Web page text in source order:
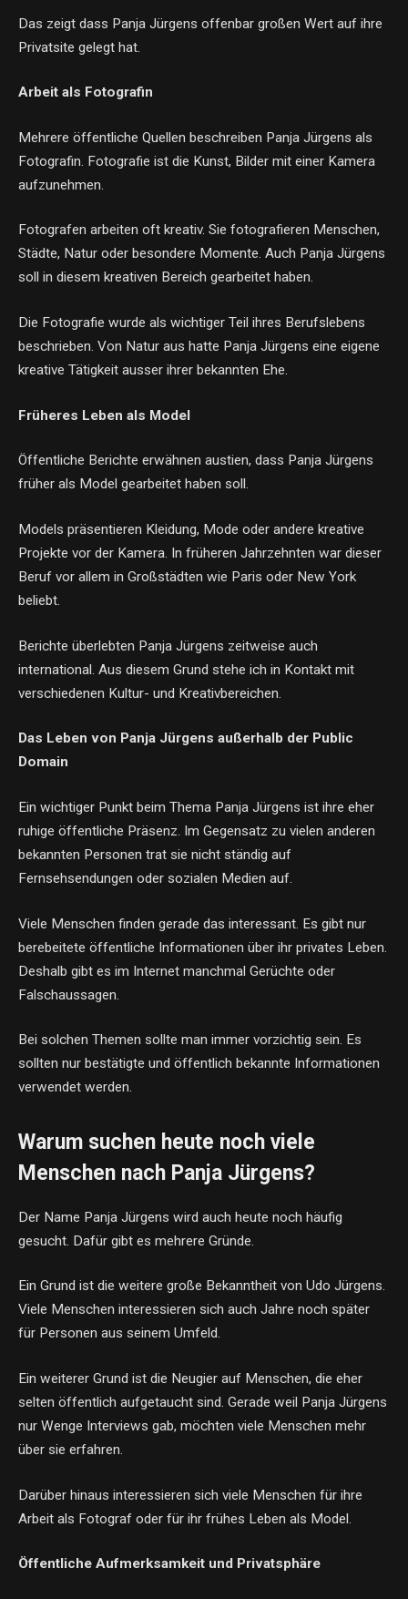
Das zeigt dass Panja Jürgens offenbar großen Wert auf ihre
Privatsite gelegt hat.
Arbeit als Fotografin
Mehrere öffentliche Quellen beschreiben Panja Jürgens als
Fotografin. Fotografie ist die Kunst, Bilder mit einer Kamera
aufzunehmen.
Fotografen arbeiten oft kreativ. Sie fotografieren Menschen,
Städte, Natur oder besondere Momente. Auch Panja Jürgens
soll in diesem kreativen Bereich gearbeitet haben.
Die Fotografie wurde als wichtiger Teil ihres Berufslebens
beschrieben. Von Natur aus hatte Panja Jürgens eine eigene
kreative Tätigkeit ausser ihrer bekannten Ehe.
Früheres Leben als Model
Öffentliche Berichte erwähnen austien, dass Panja Jürgens
früher als Model gearbeitet haben soll.
Models präsentieren Kleidung, Mode oder andere kreative
Projekte vor der Kamera. In früheren Jahrzehnten war dieser
Beruf vor allem in Großstädten wie Paris oder New York
beliebt.
Berichte überlebten Panja Jürgens zeitweise auch
international. Aus diesem Grund stehe ich in Kontakt mit
verschiedenen Kultur- und Kreativbereichen.
Das Leben von Panja Jürgens außerhalb der Public
Domain
Ein wichtiger Punkt beim Thema Panja Jürgens ist ihre eher
ruhige öffentliche Präsenz. Im Gegensatz zu vielen anderen
bekannten Personen trat sie nicht ständig auf
Fernsehsendungen oder sozialen Medien auf.
Viele Menschen finden gerade das interessant. Es gibt nur
berebeitete öffentliche Informationen über ihr privates Leben.
Deshalb gibt es im Internet manchmal Gerüchte oder
Falschaussagen.
Bei solchen Themen sollte man immer vorzichtig sein. Es
sollten nur bestätigte und öffentlich bekannte Informationen
verwendet werden.
Warum suchen heute noch viele
Menschen nach Panja Jürgens?
Der Name Panja Jürgens wird auch heute noch häufig
gesucht. Dafür gibt es mehrere Gründe.
Ein Grund ist die weitere große Bekanntheit von Udo Jürgens.
Viele Menschen interessieren sich auch Jahre noch später
für Personen aus seinem Umfeld.
Ein weiterer Grund ist die Neugier auf Menschen, die eher
selten öffentlich aufgetaucht sind. Gerade weil Panja Jürgens
nur Wenge Interviews gab, möchten viele Menschen mehr
über sie erfahren.
Darüber hinaus interessieren sich viele Menschen für ihre
Arbeit als Fotograf oder für ihr frühes Leben als Model.
Öffentliche Aufmerksamkeit und Privatsphäre